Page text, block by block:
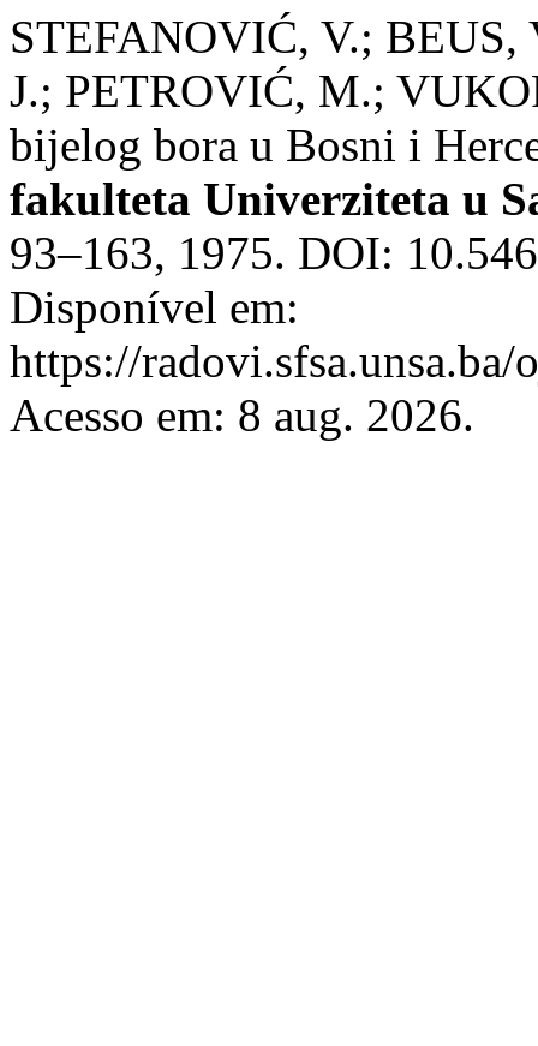
STEFANOVIĆ, V.;
J.; PETROVIĆ, M.;
bijelog bora u Bosni i
fakulteta Univerziteta u
93–163, 1975. DOI:
Disponível em:
https://
Acesso em: 8 aug. 2026.